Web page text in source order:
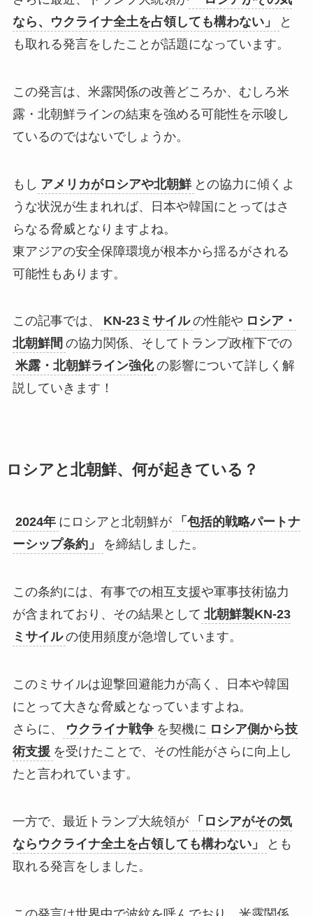
なら、ウクライナ全土を占領しても構わない」
と
も取れる発言をしたことが話題になっています。
この発言は、米露関係の改善どころか、むしろ米
露・北朝鮮ラインの結束を強める可能性を示唆し
ているのではないでしょうか。
もし アメリカがロシアや北朝鮮 との協力に傾くよ
うな状況が生まれれば、日本や韓国にとってはさ
らなる脅威となりますよね。
東アジアの安全保障環境が根本から揺るがされる
可能性もあります。
この記事では、 KN-23ミサイル の性能や ロシア・
北朝鮮間 の協力関係、そしてトランプ政権下での
米露・北朝鮮ライン強化 の影響について詳しく解
説していきます！
ロシアと北朝鮮、何が起きている？
2024年 にロシアと北朝鮮が
「包括的戦略パートナ
ーシップ条約」
を締結しました。
この条約には、有事での相互支援や軍事技術協力
が含まれており、その結果として 北朝鮮製KN-23
ミサイル の使用頻度が急増しています。
このミサイルは迎撃回避能力が高く、日本や韓国
にとって大きな脅威となっていますよね。
さらに、
ウクライナ戦争 を契機に ロシア側から技
術支援 を受けたことで、その性能がさらに向上し
たと言われています。
一方で、最近トランプ大統領が
「ロシアがその気
ならウクライナ全土を占領しても構わない」
とも
取れる発言をしました。